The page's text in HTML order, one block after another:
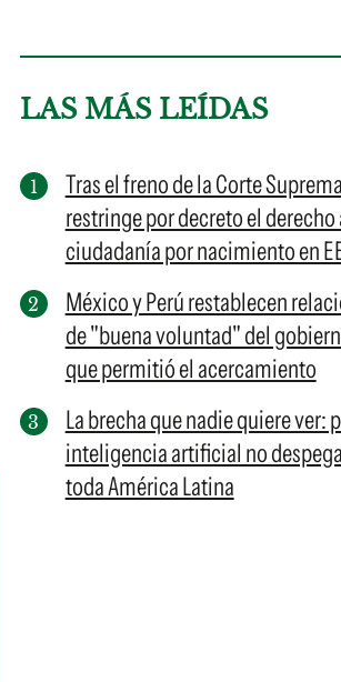
LAS MÁS LEÍDAS
Tras el freno de la Corte
restringe por decreto el derecho
ciudadanía por nacimiento en
México y Perú restablecen
de "buena voluntad" del
que permitió el acercamiento
La brecha que nadie quiere ver:
inteligencia artificial no
toda América Latina